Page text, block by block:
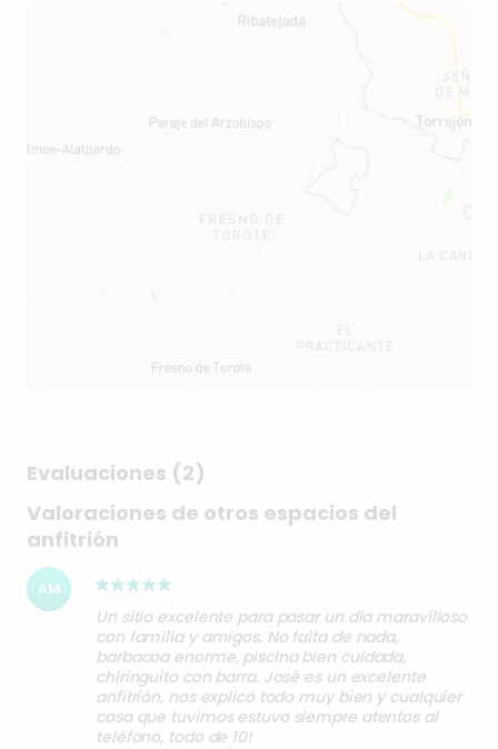
Evaluaciones (2)
Valoraciones de otros espacios del
anfitrión
AM
Un sitio excelente para pasar un día maravilloso
con familia y amigos. No falta de nada,
barbacoa enorme, piscina bien cuidada,
chiringuito con barra. José es un excelente
anfitrión, nos explicó todo muy bien y cualquier
cosa que tuvimos estuvo siempre atentos al
teléfono, todo de 10!